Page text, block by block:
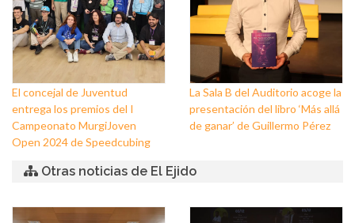
El concejal de Juventud
entrega los premios del I
Campeonato MurgiJoven
Open 2024 de Speedcubing
La Sala B del Auditorio acoge la
presentación del libro ‘Más allá
de ganar’ de Guillermo Pérez
Otras noticias de El Ejido